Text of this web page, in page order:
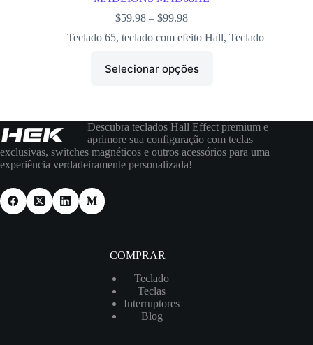
$59.98 – $99.98
Teclado 65,teclado com efeito Hall,Teclado
Selecionar opções
Descubra teclados Hall Effect premium e
aprimore sua configuração com teclas
exclusivas, switches magnéticos e outros acessórios para uma
experiência verdadeiramente personalizada!
COMPRAR
Teclado
Teclas
Interruptores
Blog